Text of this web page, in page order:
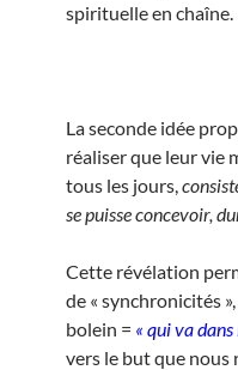
spirituelle en chaîne.
La seconde idée
réaliser que leur vie
tous les jours,
se puisse concevoir,
Cette révélation
de « synchronicités
bolein = « qui va dans
vers le but que nous